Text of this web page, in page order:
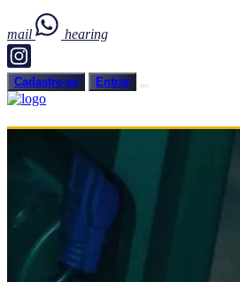
mail hearing
Cadastre-se Entrar